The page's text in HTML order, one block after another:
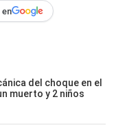
del choque en el
muerto y 2 niños